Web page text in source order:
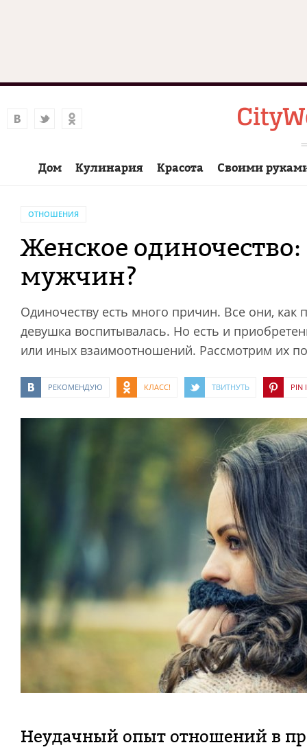
Дом Кулинария Красота Своими
ОТНОШЕНИЯ
Женское
мужчин?
Одиночеству есть много причин. Все они, как
девушка воспитывалась. Но есть и
или иных взаимоотношений. Рассмотрим их
РЕКОМЕНДУЮ КЛАСС! ТВИТНУТЬ PIN
Неудачный опыт отношений в